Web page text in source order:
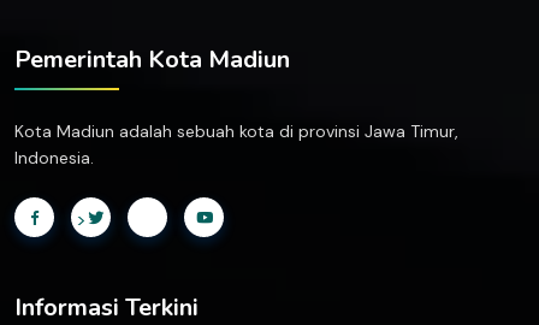
Pemerintah Kota Madiun
Kota Madiun adalah sebuah kota di provinsi Jawa Timur,
Indonesia.
>
Informasi Terkini